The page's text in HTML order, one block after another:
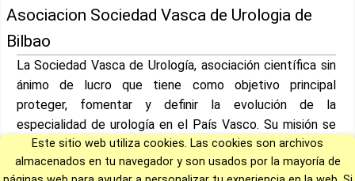
Asociacion Sociedad Vasca de Urologia de
Bilbao
La Sociedad Vasca de Urología, asociación científica sin
ánimo de lucro que tiene como objetivo principal
proteger, fomentar y definir la evolución de la
especialidad de urología en el País Vasco. Su misión se
centra en promover el conocimiento y la formación en el
ámbito de las ciencias de la salud, especialmente en lo
Este sitio web utiliza cookies. Las cookies son archivos
almacenados en tu navegador y son usados por la mayoría de